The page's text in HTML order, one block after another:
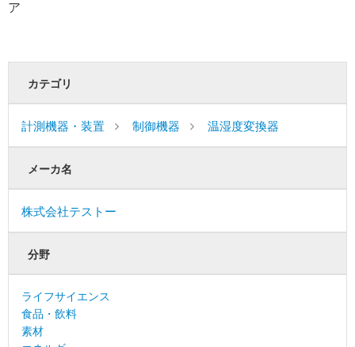
ア
カテゴリ
計測機器・装置 制御機器 温湿度変換器
メーカ名
株式会社テストー
分野
ライフサイエンス
食品・飲料
素材